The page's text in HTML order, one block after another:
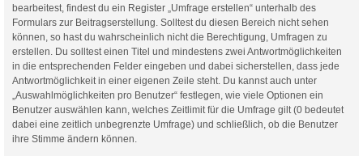
bearbeitest, findest du ein Register „Umfrage erstellen“ unterhalb des
Formulars zur Beitragserstellung. Solltest du diesen Bereich nicht sehen
können, so hast du wahrscheinlich nicht die Berechtigung, Umfragen zu
erstellen. Du solltest einen Titel und mindestens zwei Antwortmöglichkeiten
in die entsprechenden Felder eingeben und dabei sicherstellen, dass jede
Antwortmöglichkeit in einer eigenen Zeile steht. Du kannst auch unter
„Auswahlmöglichkeiten pro Benutzer“ festlegen, wie viele Optionen ein
Benutzer auswählen kann, welches Zeitlimit für die Umfrage gilt (0 bedeutet
dabei eine zeitlich unbegrenzte Umfrage) und schließlich, ob die Benutzer
ihre Stimme ändern können.